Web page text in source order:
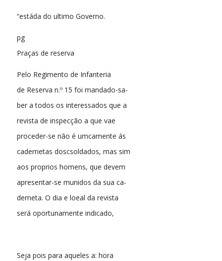
“estáda do ultimo Governo.
pg
Praças de reserva
Pelo Regimento de Infanteria
de Reserva n.º 15 foi mandado-sa-
ber a todos os interessados que a
revista de inspecção a que vae
proceder-se não é umcamente ás
cadernetas doscsoldados, mas sim
aos proprios homens, que devem
apresentar-se munidos da sua ca-
derneta. O dia e loeal da revista
será oportunamente indicado,
Seja pois para aqueles a: hora